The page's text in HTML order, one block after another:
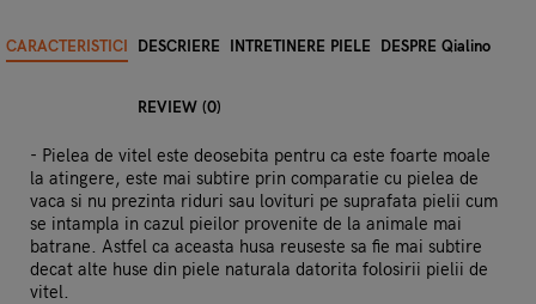
CARACTERISTICI DESCRIERE INTRETINERE PIELE DESPRE Qialino
REVIEW (0)
- Pielea de vitel este deosebita pentru ca este foarte moale
la atingere, este mai subtire prin comparatie cu pielea de
vaca si nu prezinta riduri sau lovituri pe suprafata pielii cum
se intampla in cazul pieilor provenite de la animale mai
batrane. Astfel ca aceasta husa reuseste sa fie mai subtire
decat alte huse din piele naturala datorita folosirii pielii de
vitel.